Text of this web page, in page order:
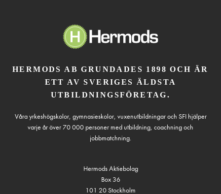
HERMODS AB GRUNDADES 1898 OCH ÄR
ETT AV SVERIGES ÄLDSTA
UTBILDNINGSFÖRETAG.
Våra yrkeshögskolor, gymnasieskolor, vuxenutbildningar och SFI hjälper
varje år över 70 000 personer med utbildning, coachning och
jobbmatchning.
Hermods Aktiebolag
Box 36
101 20 Stockholm